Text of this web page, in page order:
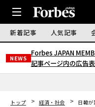
新着記事 人気記事
NEWS
Forbes JAPAN
記事ページ内の広告
トップ 経済・社会
日韓